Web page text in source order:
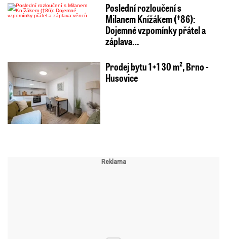
Poslední rozloučení s
Milanem Knížákem (†86):
Dojemné vzpomínky přátel a
záplava…
Prodej bytu 1+1 30 m², Brno -
Husovice